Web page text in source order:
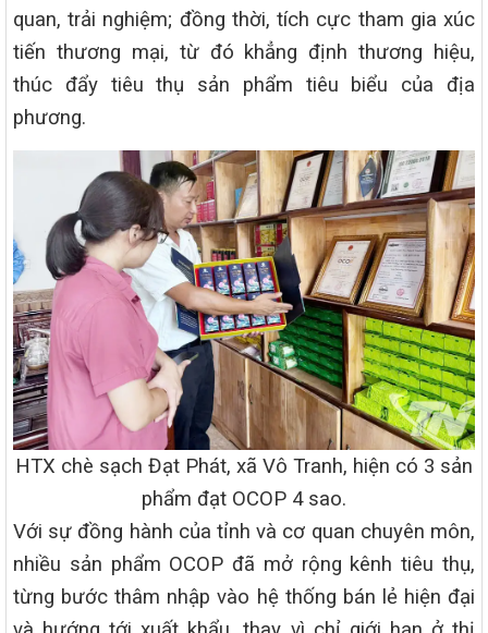
quan, trải nghiệm; đồng thời, tích cực tham gia xúc
tiến thương mại, từ đó khẳng định thương hiệu,
thúc đẩy tiêu thụ sản phẩm tiêu biểu của địa
phương.
HTX chè sạch Đạt Phát, xã Vô Tranh, hiện có 3 sản
phẩm đạt OCOP 4 sao.
Với sự đồng hành của tỉnh và cơ quan chuyên môn,
nhiều sản phẩm OCOP đã mở rộng kênh tiêu thụ,
từng bước thâm nhập vào hệ thống bán lẻ hiện đại